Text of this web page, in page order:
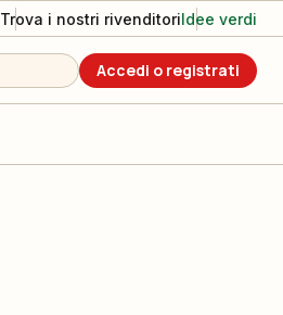
Trova i nostri rivenditoriIdee verdi
Accedi o registrati